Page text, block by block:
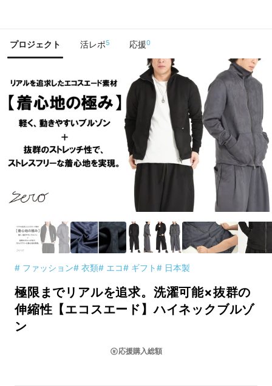
プロジェクト 活レポ5 応援0
# ファッション# 衣類# エコ# ギフト# 日本製
極限までリアルを追求。洗濯可能×抜群の
伸縮性【エコスエード】ハイネックブルゾ
ン
応援購入総額